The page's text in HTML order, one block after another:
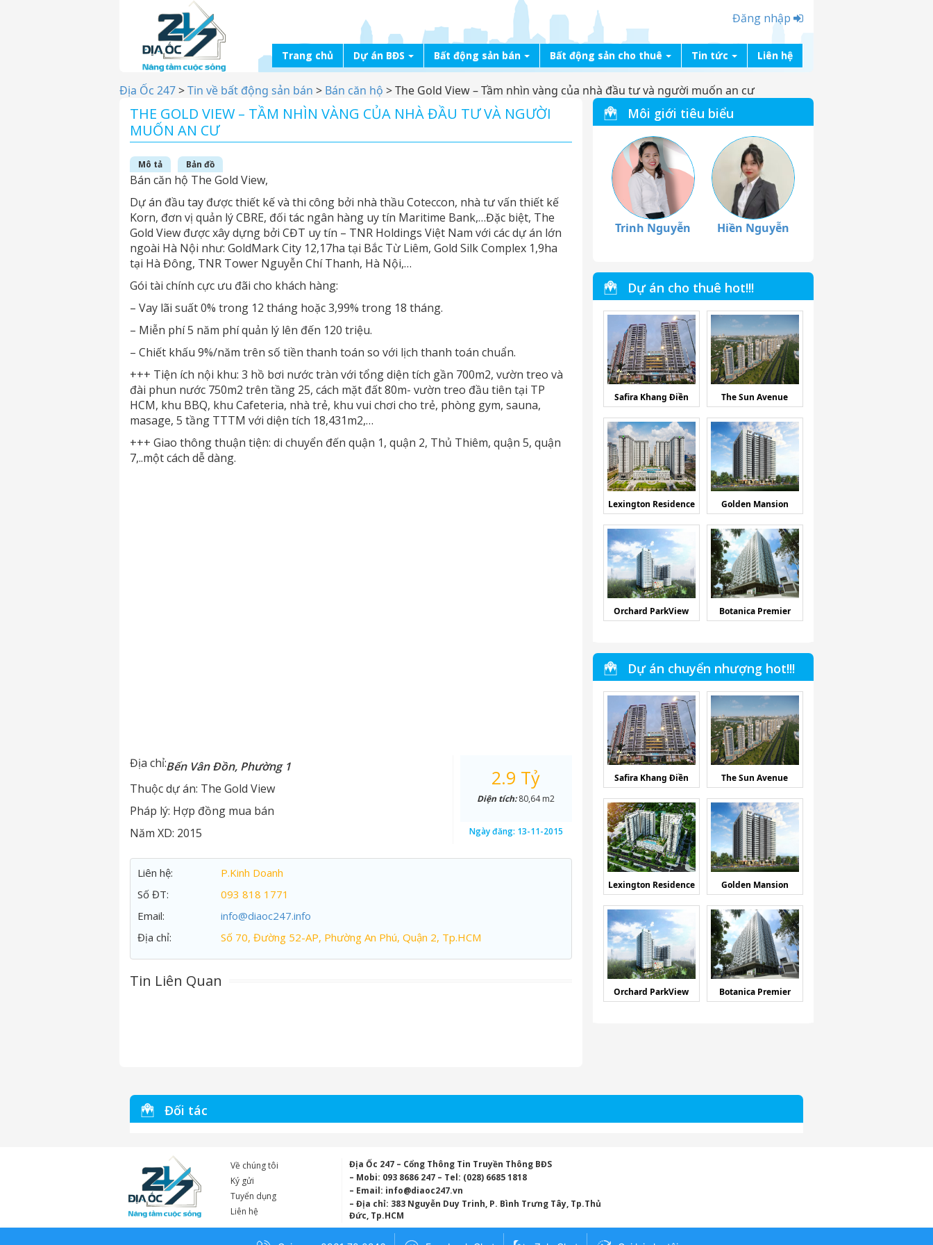
Đăng nhập
Trang chủ Dự án BĐS Bất động sản bán Bất động sản cho thuê Tin tức Liên hệ
Địa Ốc 247>Tin về bất động sản bán > Bán căn hộ >The Gold View – Tầm nhìn vàng của nhà đầu tư và người muốn an cư
THE GOLD VIEW – TẦM NHÌN VÀNG CỦA NHÀ ĐẦU TƯ VÀ NGƯỜI
MUỐN AN CƯ
Mô tả Bản đồ
Bán căn hộ The Gold View,
Dự án đầu tay được thiết kế và thi công bởi nhà thầu Coteccon, nhà tư vấn thiết kế
Korn, đơn vị quản lý CBRE, đối tác ngân hàng uy tín Maritime Bank,…Đặc biệt, The
Gold View được xây dựng bởi CĐT uy tín – TNR Holdings Việt Nam với các dự án lớn
ngoài Hà Nội như: GoldMark City 12,17ha tại Bắc Từ Liêm, Gold Silk Complex 1,9ha
tại Hà Đông, TNR Tower Nguyễn Chí Thanh, Hà Nội,…
Gói tài chính cực ưu đãi cho khách hàng:
– Vay lãi suất 0% trong 12 tháng hoặc 3,99% trong 18 tháng.
– Miễn phí 5 năm phí quản lý lên đến 120 triệu.
– Chiết khấu 9%/năm trên số tiền thanh toán so với lịch thanh toán chuẩn.
+++ Tiện ích nội khu: 3 hồ bơi nước tràn với tổng diện tích gần 700m2, vườn treo và
đài phun nước 750m2 trên tầng 25, cách mặt đất 80m- vườn treo đầu tiên tại TP
HCM, khu BBQ, khu Cafeteria, nhà trẻ, khu vui chơi cho trẻ, phòng gym, sauna,
masage, 5 tầng TTTM với diện tích 18,431m2,…
+++ Giao thông thuận tiện: di chuyển đến quận 1, quận 2, Thủ Thiêm, quận 5, quận
7,..một cách dễ dàng.
Địa chỉ:Bến Vân Đồn, Phường 1
Thuộc dự án: The Gold View
Pháp lý: Hợp đồng mua bán
Năm XD: 2015
2.9 Tỷ
Diện tích:80,64 m2
Ngày đăng: 13-11-2015
Liên hệ:
P.Kinh Doanh
Số ĐT:
093 818 1771
Email:
info@diaoc247.info
Địa chỉ:
Số 70, Đường 52-AP, Phường An Phú, Quận 2, Tp.HCM
Tin Liên Quan
Môi giới tiêu biểu
Trinh Nguyễn Hiền Nguyễn
Dự án cho thuê hot!!!
Safira Khang Điền The Sun Avenue
Lexington Residence Golden Mansion
Orchard ParkView Botanica Premier
Dự án chuyển nhượng hot!!!
Safira Khang Điền The Sun Avenue
Lexington Residence Golden Mansion
Orchard ParkView Botanica Premier
Đối tác
Về chúng tôi
Ký gửi
Tuyển dụng
Liên hệ
Địa Ốc 247 – Cổng Thông Tin Truyền Thông BĐS
– Mobi: 093 8686 247 – Tel: (028) 6685 1818
– Email: info@diaoc247.vn
– Địa chỉ: 383 Nguyễn Duy Trinh, P. Bình Trưng Tây, Tp.Thủ
Đức, Tp.HCM